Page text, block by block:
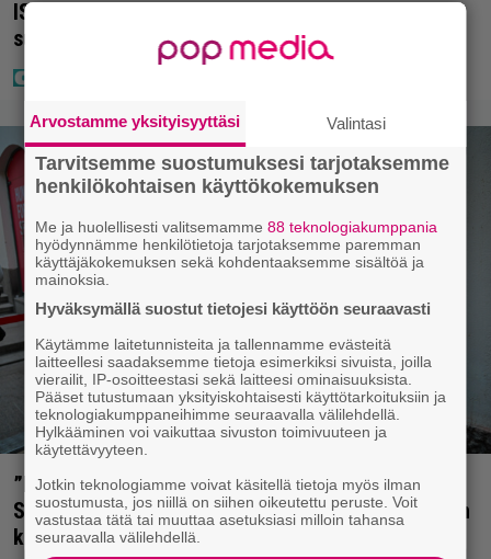
IS: Hjalliksen ja Jasminen häissä suomalainen
supertähti
”Mitä isompi vehje, sen paremmin kulkee” –
Susanna Penttilä suuntasi Bangbussinsa Helsingin
keskustaan
Arvostamme yksityisyyttäsi Valintasi
Tarvitsemme suostumuksesi tarjotaksemme
henkilökohtaisen käyttökokemuksen
Me ja huolellisesti valitsemamme88 teknologiakumppania
hyödynnämme henkilötietoja tarjotaksemme paremman
käyttäjäkokemuksen sekä kohdentaaksemme sisältöä ja
mainoksia.
Hyväksymällä suostut tietojesi käyttöön seuraavasti
Käytämme laitetunnisteita ja tallennamme evästeitä
laitteellesi saadaksemme tietoja esimerkiksi sivuista, joilla
vierailit, IP-osoitteestasi sekä laitteesi ominaisuuksista.
Pääset tutustumaan yksityiskohtaisesti käyttötarkoituksiin ja
teknologiakumppaneihimme seuraavalla välilehdellä.
Hylkääminen voi vaikuttaa sivuston toimivuuteen ja
käytettävyyteen.
Jotkin teknologiamme voivat käsitellä tietoja myös ilman
suostumusta, jos niillä on siihen oikeutettu peruste. Voit
vastustaa tätä tai muuttaa asetuksiasi milloin tahansa
seuraavalla välilehdellä.